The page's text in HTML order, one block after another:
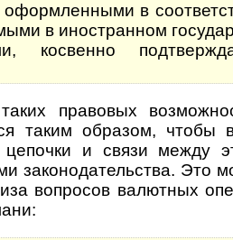
в
в иностранном
косвенно
правовых
таким образом, чтобы
цепочки и связи между
законодательства. Это
вопросов валютных